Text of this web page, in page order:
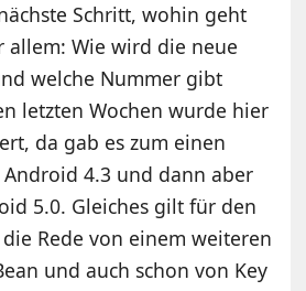
Schritt, wohin geht
allem: Wie wird die neue
welche Nummer gibt
letzten Wochen wurde hier
da gab es zum einen
4.3 und dann aber
5.0. Gleiches gilt für den
Rede von einem weiteren
und auch schon von Key